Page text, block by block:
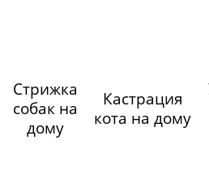
Стрижка
собак на
дому
Кастрация
кота на дому